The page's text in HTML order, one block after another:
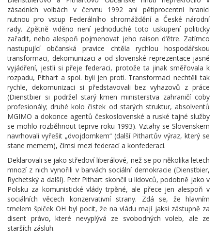
zásadních volbách v červnu 1992 ani pětiprocentní hranici
nutnou pro vstup Federálního shromáždění a České národní
rady. Zpětně viděno není jednoduché toto uskupení politicky
zařadit, nebo alespoň pojmenovat jeho raison d’être. Zatímco
nastupující občanská pravice chtěla rychlou hospodářskou
transformaci, dekomunizaci a od slovenské reprezentace jasné
vyjádření, jestli si přeje federaci, protože ta jinak směřovala k
rozpadu, Pithart a spol. byli jen proti. Transformaci nechtěli tak
rychle, dekomunizaci si představovali bez vyhazovů z práce
(Dienstbier si podržel starý kmen ministerstva zahraničí coby
profesionály; druhé kolo čistek od starých struktur, absolventů
MGIMO a dokonce agentů československé a ruské tajné služby
se mohlo rozběhnout teprve roku 1993). Vztahy se Slovenskem
navrhovali vyřešit „dvojdomkem“ (další Pithartův výraz, který se
stane memem), čímsi mezi federací a konfederací.
Deklarovali se jako středoví liberálové, než se po několika letech
mnozí z nich vynořili v barvách sociální demokracie (Dienstbier,
Rychetský a další). Petr Pithart skončil u lidovců, podobně jako v
Polsku za komunistické vlády trpěné, ale přece jen alespoň v
sociálních věcech konzervativní strany. Zdá se, že hlavním
tmelem špiček OH byl pocit, že na vládu mají jaksi zástupně za
disent právo, které nevyplývá ze svobodných voleb, ale ze
starších zásluh.